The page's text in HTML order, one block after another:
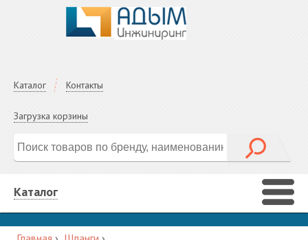
Каталог Контакты
Загрузка корзины
Каталог